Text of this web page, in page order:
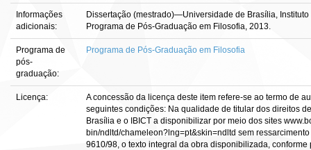
Informações
adicionais:
Dissertação (mestrado)—Universidade de Brasília,
Programa de Pós-Graduação em Filosofia, 2013.
Programa de
pós-
graduação:
Programa de Pós-Graduação em Filosofia
Licença:
A concessão da licença deste item refere-se ao termo de
seguintes condições: Na qualidade de titular dos direitos
Brasília e o IBICT a disponibilizar por meio dos sites
bin/ndltd/chameleon?lng=pt&skin=ndltd sem
9610/98, o texto integral da obra disponibilizada,